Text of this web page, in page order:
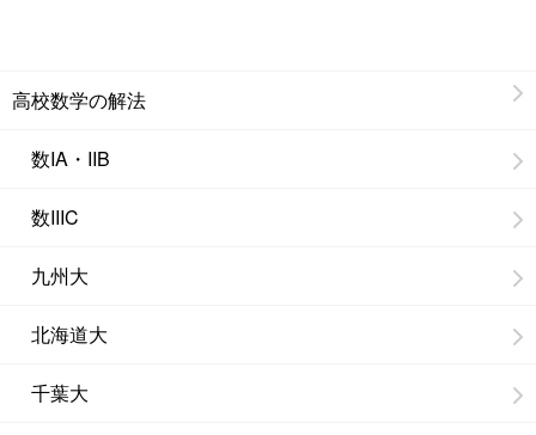
高校数学の解法
数IA・IIB
数IIIC
九州大
北海道大
千葉大